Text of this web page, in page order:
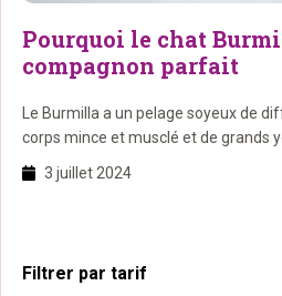
Pourquoi le chat
compagnon parfait
Le Burmilla a un pelage soyeux de
corps mince et musclé et de grands
3 juillet 2024
Barre
Filtrer par tarif